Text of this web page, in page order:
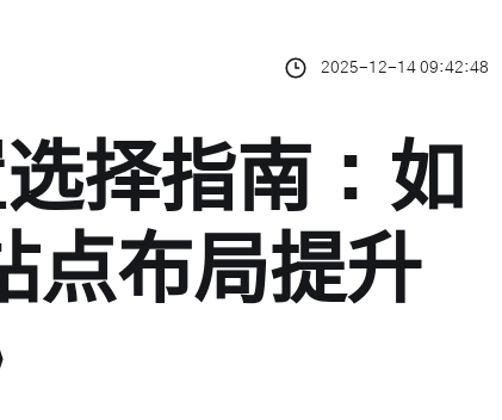
2025-12-14 09:42:48
择指南：如
点布局提升